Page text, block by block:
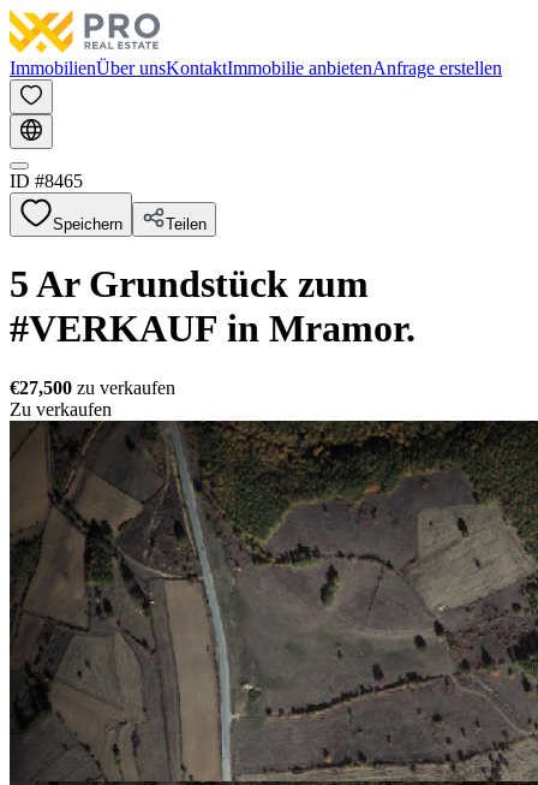
ImmobilienÜber unsKontaktImmobilie anbietenAnfrage erstellen
ID #8465
Speichern Teilen
5 Ar Grundstück zum
#VERKAUF in Mramor.
€27,500 zu verkaufen
Zu verkaufen